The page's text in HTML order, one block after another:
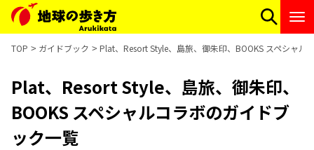
TOP ガイドブック Plat、Resort Style、島旅、御朱印、BOOKS スペシャル
Plat、Resort Style、島旅、御朱印、
BOOKS スペシャルコラボのガイドブ
ック一覧